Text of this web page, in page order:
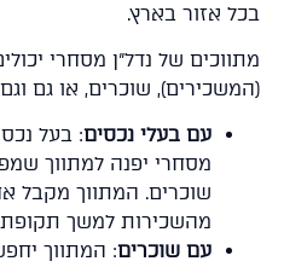
אזור בארץ.
של נדל"ן מסחרי יכולים
שוכרים, או גם וגם.
עם בעלי נכסים: בעל נכס
מסחרי יפנה למתווך
מהשכירות למשך תקופת
עם שוכרים: המתווך יחפש